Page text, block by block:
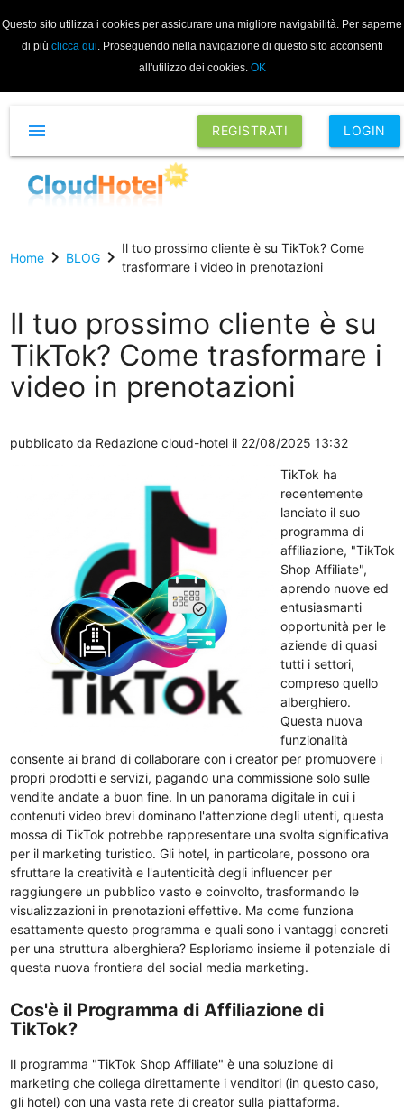
Questo sito utilizza i cookies per assicurare una migliore navigabilità. Per saperne
di più clicca qui. Proseguendo nella navigazione di questo sito acconsenti
all'utilizzo dei cookies. OK
REGISTRATI LOGIN
menu
Homechevron_right BLOGchevron_right Il tuo prossimo cliente è su TikTok? Come
trasformare i video in prenotazioni
Il tuo prossimo cliente è su
TikTok? Come trasformare i
video in prenotazioni
pubblicato da Redazione cloud-hotelil 22/08/2025 13:32
TikTok ha
recentemente
lanciato il suo
programma di
affiliazione, "TikTok
Shop Affiliate",
aprendo nuove ed
entusiasmanti
opportunità per le
aziende di quasi
tutti i settori,
compreso quello
alberghiero.
Questa nuova
funzionalità
consente ai brand di collaborare con i creator per promuovere i
propri prodotti e servizi, pagando una commissione solo sulle
vendite andate a buon fine. In un panorama digitale in cui i
contenuti video brevi dominano l'attenzione degli utenti, questa
mossa di TikTok potrebbe rappresentare una svolta significativa
per il marketing turistico. Gli hotel, in particolare, possono ora
sfruttare la creatività e l'autenticità degli influencer per
raggiungere un pubblico vasto e coinvolto, trasformando le
visualizzazioni in prenotazioni effettive. Ma come funziona
esattamente questo programma e quali sono i vantaggi concreti
per una struttura alberghiera? Esploriamo insieme il potenziale di
questa nuova frontiera del social media marketing.
Cos'è il Programma di Affiliazione di
TikTok?
Il programma "TikTok Shop Affiliate" è una soluzione di
marketing che collega direttamente i venditori (in questo caso,
gli hotel) con una vasta rete di creator sulla piattaforma.